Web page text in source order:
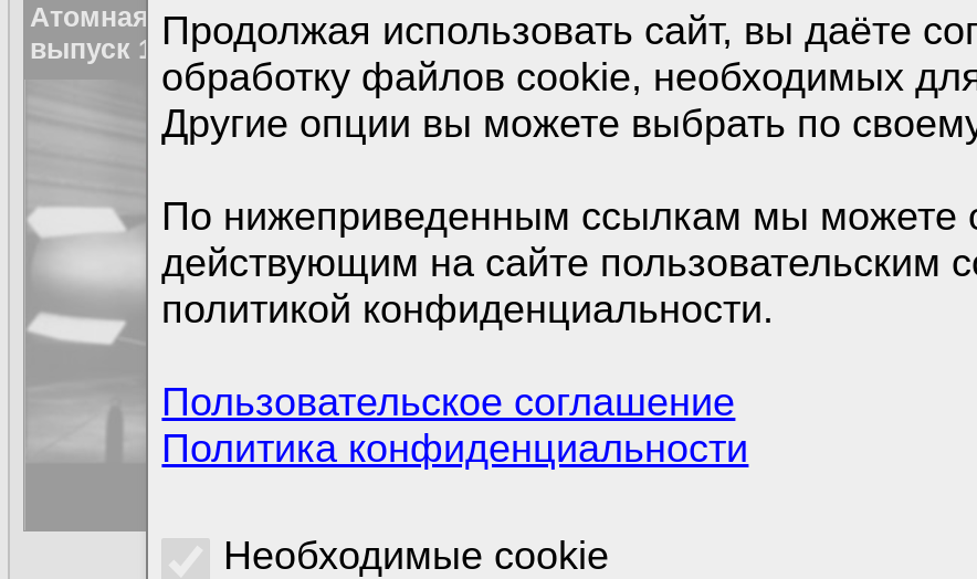
Атомная Бомба. Техникум Марка Солонина,
выпуск 1.
Продолжая использовать сайт, вы даёте
обработку файлов cookie, необходимых
Другие опции вы можете выбрать по
По нижеприведенным ссылкам мы можете
действующим на сайте пользовательским
политикой конфиденциальности.
Пользовательское соглашение
Политика конфиденциальности
Необходимые cookie